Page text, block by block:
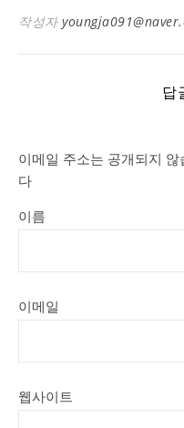
작성자
답
이메일 주소는 공개되지 않
다
이름
이메일
웹사이트